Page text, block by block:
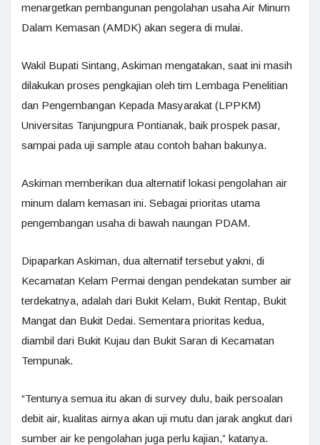
menargetkan pembangunan pengolahan usaha Air Minum
Dalam Kemasan (AMDK) akan segera di mulai.
Wakil Bupati Sintang, Askiman mengatakan, saat ini masih
dilakukan proses pengkajian oleh tim Lembaga Penelitian
dan Pengembangan Kepada Masyarakat (LPPKM)
Universitas Tanjungpura Pontianak, baik prospek pasar,
sampai pada uji sample atau contoh bahan bakunya.
Askiman memberikan dua alternatif lokasi pengolahan air
minum dalam kemasan ini. Sebagai prioritas utama
pengembangan usaha di bawah naungan PDAM.
Dipaparkan Askiman, dua alternatif tersebut yakni, di
Kecamatan Kelam Permai dengan pendekatan sumber air
terdekatnya, adalah dari Bukit Kelam, Bukit Rentap, Bukit
Mangat dan Bukit Dedai. Sementara prioritas kedua,
diambil dari Bukit Kujau dan Bukit Saran di Kecamatan
Tempunak.
“Tentunya semua itu akan di survey dulu, baik persoalan
debit air, kualitas airnya akan uji mutu dan jarak angkut dari
sumber air ke pengolahan juga perlu kajian,” katanya.